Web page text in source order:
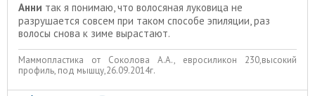
Анни так я понимаю, что волосяная луковица не
разрушается совсем при таком способе эпиляции, раз
волосы снова к зиме вырастают.
Маммопластика от Соколова А.А., евросиликон 230,высокий
профиль, под мышцу,26.09.2014г.